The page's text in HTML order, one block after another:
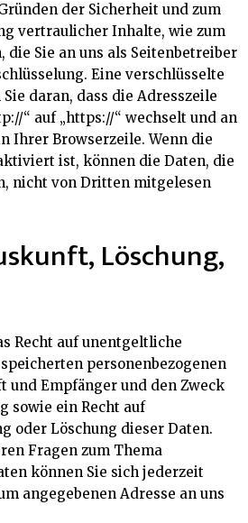
der Sicherheit und zum
vertraulicher Inhalte, wie zum
die Sie an uns als Seitenbetreiber
Eine verschlüsselte
daran, dass die Adresszeile
“ auf „https://“ wechselt und an
Ihrer Browserzeile. Wenn die
ist, können die Daten, die
nicht von Dritten mitgelesen
Löschung,
Recht auf unentgeltliche
personenbezogenen
und Empfänger und den Zweck
sowie ein Recht auf
oder Löschung dieser Daten.
Fragen zum Thema
können Sie sich jederzeit
angegebenen Adresse an uns